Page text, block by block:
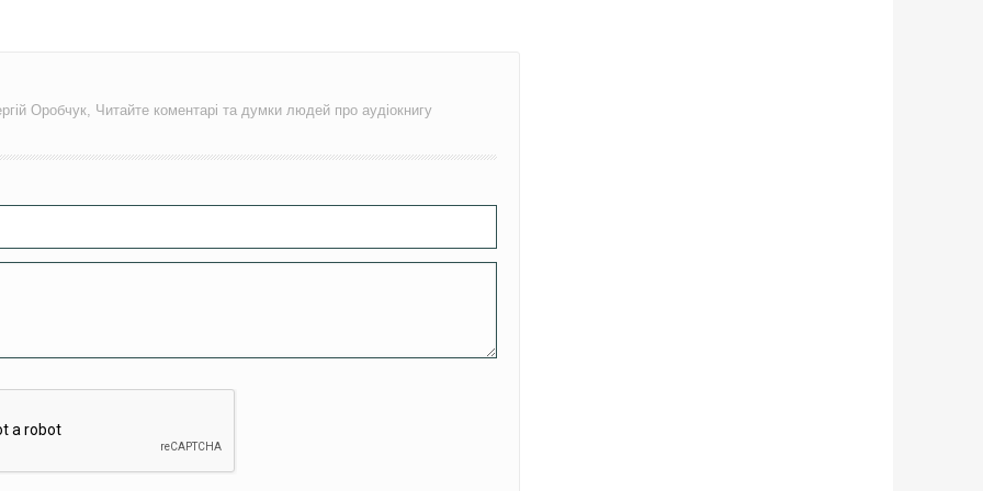
Оробчук, Читайте коментарі та думки людей про аудіокнигу